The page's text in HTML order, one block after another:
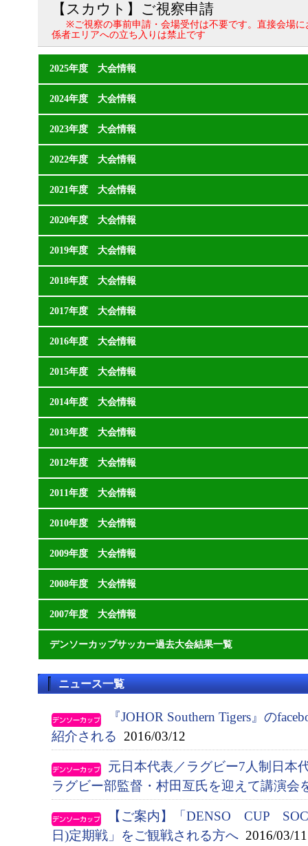
【スカウト】ご視察申請
※ご視察の事前申請・会場受付は不要です。直接会場
係者エリアへの立ち入りは禁止です
2025年度 大会情報
2024年度 大会情報
2023年度 大会情報
2022年度 大会情報
2021年度 大会情報
2020年度 大会情報
2019年度 大会情報
2018年度 大会情報
2017年度 大会情報
2016年度 大会情報
2015年度 大会情報
2014年度 大会情報
2013年度 大会情報
2012年度 大会情報
2011年度 大会情報
2010年度 大会情報
2009年度 大会情報
2008年度 大会情報
2007年度 大会情報
デンソーカップサッカー過去大会結果一覧
ニュース一覧
『JOHOR Southern Tigers』の
紹介される 2016/03/12
元日本代表／ラグビー7人制日本
ラグビー部監督・村田亙氏を迎えて講演会
【ご案内】「DENSO CUP
日)定期戦」をご観戦される方へ 2016/03/11